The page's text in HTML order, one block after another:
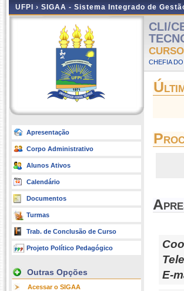
UFPI › SIGAA - Sistema Integrado de
Apresentação
Corpo Administrativo
Alunos Ativos
Calendário
Documentos
Turmas
Trab. de Conclusão de Curso
Projeto Político Pedagógico
Outras Opções
Acessar o SIGAA
CLI/
CHEFIA
E-